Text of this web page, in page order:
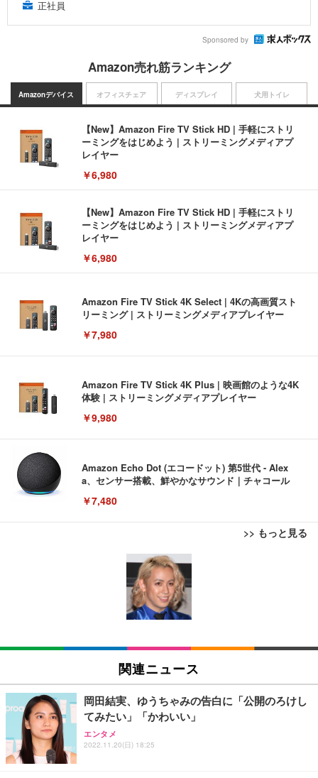
正社員
Sponsored by
Amazon売れ筋ランキング
Amazonデバイス
【New】Amazon Fire TV Stick HD | 手軽にストリ
ーミングをはじめよう | ストリーミングメディアプ
レイヤー
￥6,980
【New】Amazon Fire TV Stick HD | 手軽にストリ
ーミングをはじめよう | ストリーミングメディアプ
レイヤー
￥6,980
Amazon Fire TV Stick 4K Select | 4Kの高画質スト
リーミング | ストリーミングメディアプレイヤー
￥7,980
Amazon Fire TV Stick 4K Plus | 映画館のような4K
体験 | ストリーミングメディアプレイヤー
￥9,980
Amazon Echo Dot (エコードット) 第5世代 - Alex
a、センサー搭載、鮮やかなサウンド｜チャコール
￥7,480
>> もっと見る
オフィスチェア
[EdoErgo] オフィスチェア 椅子 テレワーク 疲れな
い 跳ね上げ式アームレスト コンパクト 約105度ロッ
キング pc 事務椅子 360度回転 座面昇降 強化ナイロ
ン樹脂ベース 通気性メッシュ 在宅ワーク H-WY01
(黒網+黒枠+黒足)
SIHOO B100 オフィスチェア／デスクチェア メッシ
ュチェア 人間工学 疲れない ブラック
￥27,999
Sezlife オフィスチェア デスクチェア 疲れない テレ
ワーク チェア 強化バックレスト 30度ロッキング機
能 人間工学 椅子 腰サポート 90度跳ね上げ式アーム
ディスプレイ
EIZO ビジネス向けプレミアムモニター | FlexScan
EV3240X-WT | 31.5型4K UHD・USB Type-C・ホワ
￥105,595
EIZO ビジネス向けプレミアムモニター | FlexScan
￥109,572
【純正品】27"ゲーミングモニター DualSense 充電
フック付き（CFI-ZDM1J）
犬用トイレ
Amazonベーシック ペットシーツ 薄型 レギュラー 1
回使い捨て 無香料 ホワイト 300枚
Amazonベーシック ペットシーツ 厚型 ワイド 42枚
x2袋(84枚) ホワイト(吸収面:ライトブルー)
￥3,234
ネオ・ルーライフ ネオ・オムツ L 中型犬用 26枚入
り 単品
関連ニュース
岡田結実、ゆうちゃみの告白に「公開のろけし
てみたい」「かわいい」
エンタメ
2022.11.20(日) 18:25